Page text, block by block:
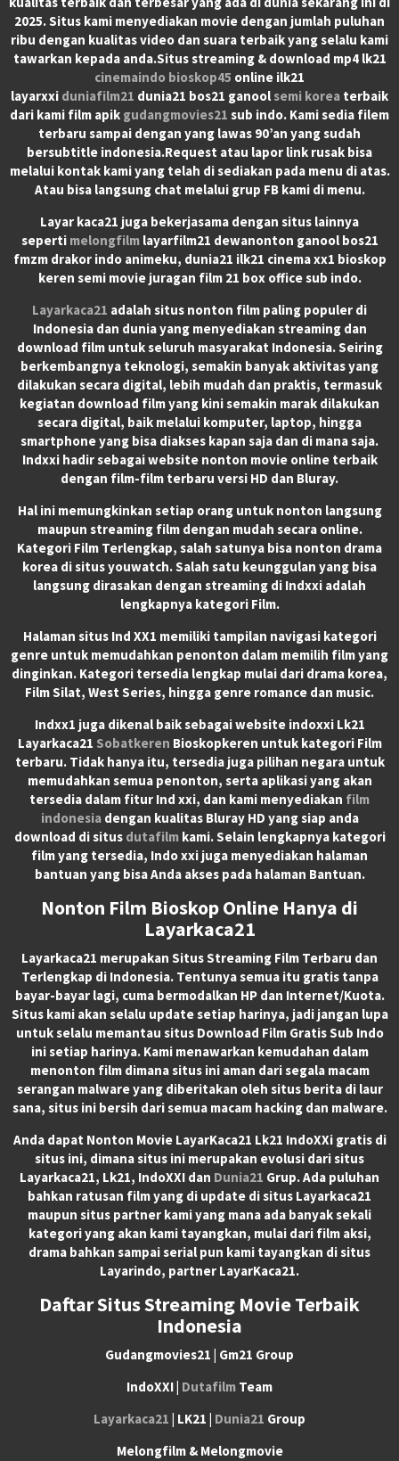
2025. Situs kami menyediakan movie dengan jumlah puluhan
ribu dengan kualitas video dan suara terbaik yang selalu kami
tawarkan kepada anda.Situs streaming & download mp4 lk21
cinemaindo bioskop45 online ilk21
layarxxi duniafilm21 dunia21 bos21 ganool semi korea terbaik
dari kami film apik gudangmovies21 sub indo. Kami sedia filem
terbaru sampai dengan yang lawas 90’an yang sudah
bersubtitle indonesia.Request atau lapor link rusak bisa
melalui kontak kami yang telah di sediakan pada menu di atas.
Atau bisa langsung chat melalui grup FB kami di menu.
Layar kaca21 juga bekerjasama dengan situs lainnya
seperti melongfilmlayarfilm21 dewanonton ganool bos21
fmzm drakor indo animeku, dunia21 ilk21 cinema xx1 bioskop
keren semi movie juragan film 21 box office sub indo.
Layarkaca21 adalah situs nonton film paling populer di
Indonesia dan dunia yang menyediakan streaming dan
download film untuk seluruh masyarakat Indonesia. Seiring
berkembangnya teknologi, semakin banyak aktivitas yang
dilakukan secara digital, lebih mudah dan praktis, termasuk
kegiatan download film yang kini semakin marak dilakukan
secara digital, baik melalui komputer, laptop, hingga
smartphone yang bisa diakses kapan saja dan di mana saja.
Indxxi hadir sebagai website nonton movie online terbaik
dengan film-film terbaru versi HD dan Bluray.
Hal ini memungkinkan setiap orang untuk nonton langsung
maupun streaming film dengan mudah secara online.
Kategori Film Terlengkap, salah satunya bisa nonton drama
korea di situs youwatch. Salah satu keunggulan yang bisa
langsung dirasakan dengan streaming di Indxxi adalah
lengkapnya kategori Film.
Halaman situs Ind XX1 memiliki tampilan navigasi kategori
genre untuk memudahkan penonton dalam memilih film yang
dinginkan. Kategori tersedia lengkap mulai dari drama korea,
Film Silat, West Series, hingga genre romance dan music.
Indxx1 juga dikenal baik sebagai website indoxxi Lk21
Layarkaca21 Sobatkeren Bioskopkeren untuk kategori Film
terbaru. Tidak hanya itu, tersedia juga pilihan negara untuk
memudahkan semua penonton, serta aplikasi yang akan
tersedia dalam fitur Ind xxi, dan kami menyediakan film
indonesiadengan kualitas Bluray HD yang siap anda
download di situs dutafilmkami. Selain lengkapnya kategori
film yang tersedia, Indo xxi juga menyediakan halaman
bantuan yang bisa Anda akses pada halaman Bantuan.
Nonton Film Bioskop Online Hanya di
Layarkaca21
Layarkaca21 merupakan Situs Streaming Film Terbaru dan
Terlengkap di Indonesia. Tentunya semua itu gratis tanpa
bayar-bayar lagi, cuma bermodalkan HP dan Internet/Kuota.
Situs kami akan selalu update setiap harinya, jadi jangan lupa
untuk selalu memantau situs Download Film Gratis Sub Indo
ini setiap harinya. Kami menawarkan kemudahan dalam
menonton film dimana situs ini aman dari segala macam
serangan malware yang diberitakan oleh situs berita di laur
sana, situs ini bersih dari semua macam hacking dan malware.
Anda dapat Nonton Movie LayarKaca21 Lk21 IndoXXigratis di
situs ini, dimana situs ini merupakan evolusi dari situs
Layarkaca21, Lk21, IndoXXI dan Dunia21 Grup. Ada puluhan
bahkan ratusan film yang di update di situs Layarkaca21
maupun situs partner kami yang mana ada banyak sekali
kategori yang akan kami tayangkan, mulai dari film aksi,
drama bahkan sampai serial pun kami tayangkan di situs
Layarindo, partner LayarKaca21.
Daftar Situs Streaming Movie Terbaik
Indonesia
Gudangmovies21 | Gm21 Group
IndoXXI | Dutafilm Team
Layarkaca21 | LK21 | Dunia21 Group
Melongfilm & Melongmovie